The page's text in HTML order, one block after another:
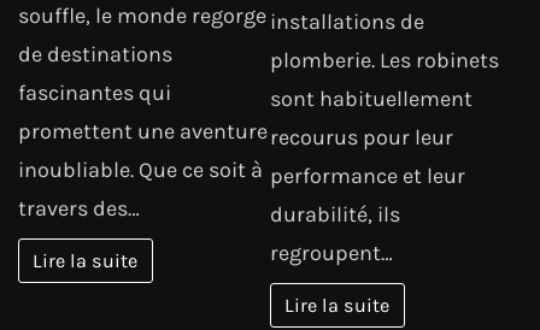
souffle, le monde regorge
de destinations
fascinantes qui
promettent une aventure
inoubliable. Que ce soit à
travers des…
Lire la suite
installations de
plomberie. Les robinets
sont habituellement
recourus pour leur
performance et leur
durabilité, ils
regroupent…
Lire la suite